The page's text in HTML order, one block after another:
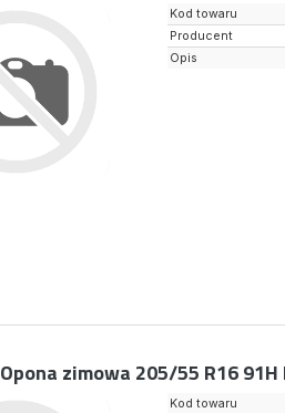
Kod towaru
Producent
Opis
Opona zimowa 205/55 R16 91H
Kod towaru